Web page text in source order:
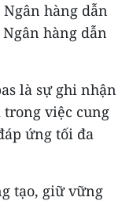
hàng dẫn
hàng dẫn
là sự ghi nhận
việc cung
ứng tối đa
tạo, giữ vững